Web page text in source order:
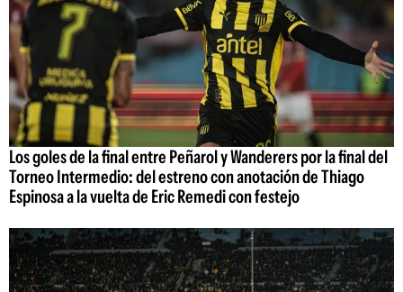
Los goles de la final entre Peñarol y Wanderers por la final del
Torneo Intermedio: del estreno con anotación de Thiago
Espinosa a la vuelta de Eric Remedi con festejo